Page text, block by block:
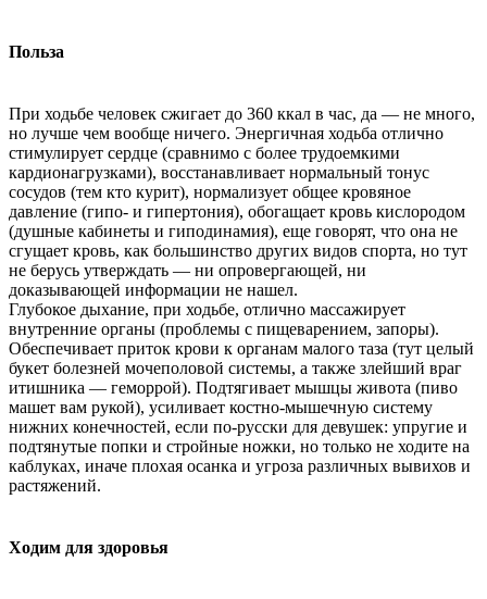
Польза
При ходьбе человек сжигает до 360 ккал в час, да — не много,
но лучше чем вообще ничего. Энергичная ходьба отлично
стимулирует сердце (сравнимо с более трудоемкими
кардионагрузками), восстанавливает нормальный тонус
сосудов (тем кто курит), нормализует общее кровяное
давление (гипо- и гипертония), обогащает кровь кислородом
(душные кабинеты и гиподинамия), еще говорят, что она не
сгущает кровь, как большинство других видов спорта, но тут
не берусь утверждать — ни опровергающей, ни
доказывающей информации не нашел.
Глубокое дыхание, при ходьбе, отлично массажирует
внутренние органы (проблемы с пищеварением, запоры).
Обеспечивает приток крови к органам малого таза (тут целый
букет болезней мочеполовой системы, а также злейший враг
итишника — геморрой). Подтягивает мышцы живота (пиво
машет вам рукой), усиливает костно-мышечную систему
нижних конечностей, если по-русски для девушек: упругие и
подтянутые попки и стройные ножки, но только не ходите на
каблуках, иначе плохая осанка и угроза различных вывихов и
растяжений.
Ходим для здоровья